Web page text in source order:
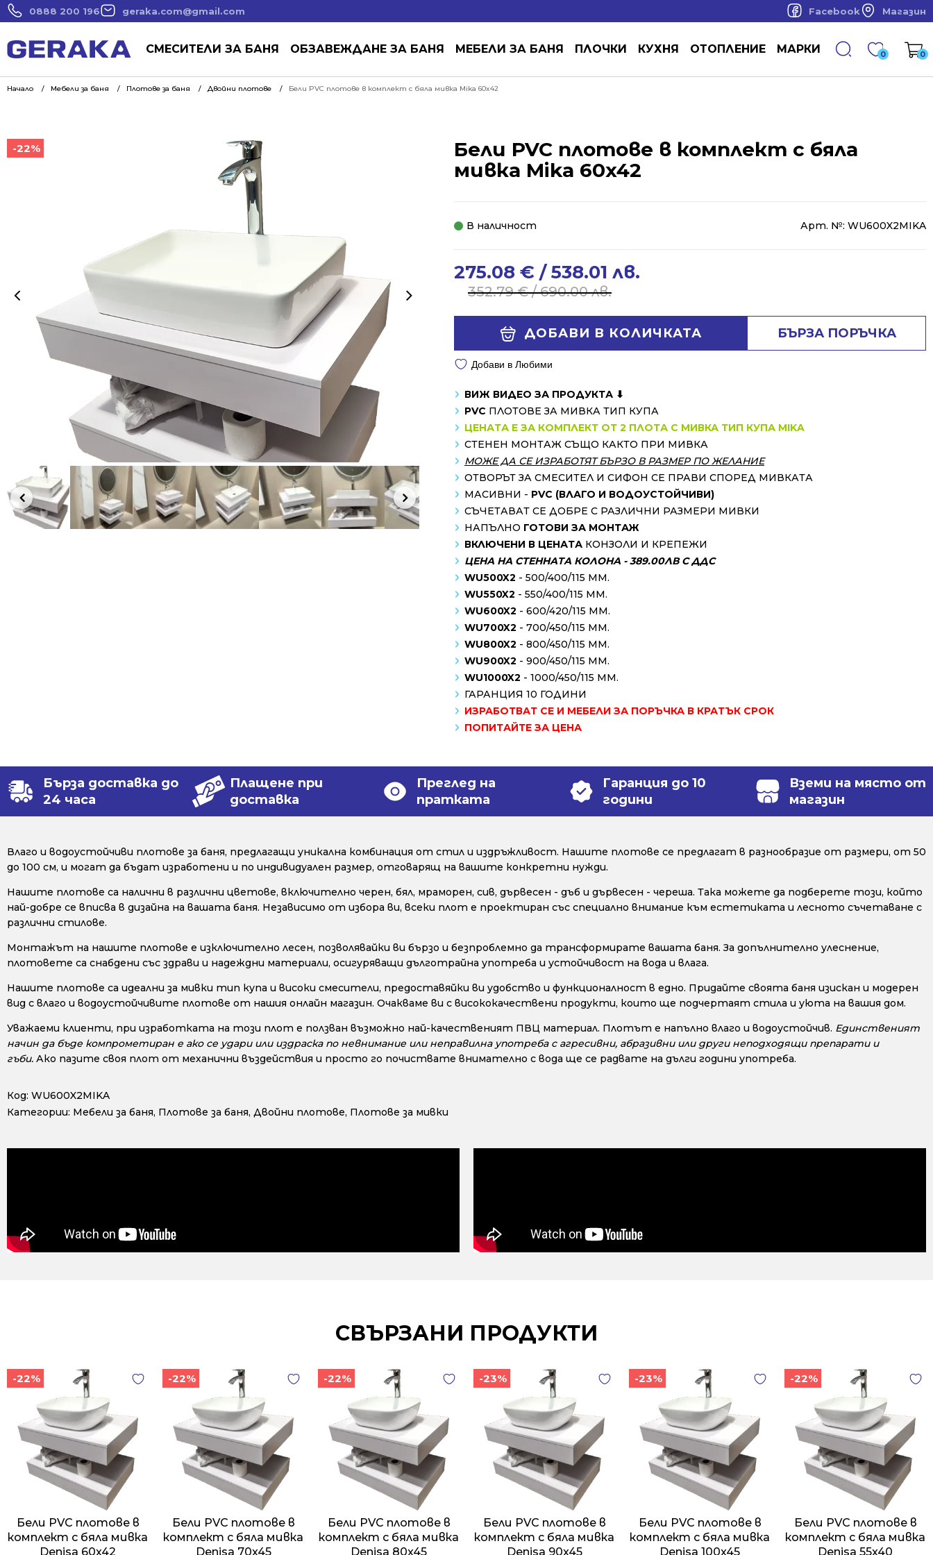
0888 200 196 geraka.com@gmail.com Facebook Магазин
СМЕСИТЕЛИ ЗА БАНЯ ОБЗАВЕЖДАНЕ ЗА БАНЯ МЕБЕЛИ ЗА БАНЯ ПЛОЧКИ КУХНЯ ОТОПЛЕНИЕ МАРКИ 0 0
Начало Мебели за баня Плотове за баня Двойни плотове Бели PVC плотове в комплект с бяла мивка Mika 60x42
-22%
-22%
Бели PVC плотове в комплект с бяла
мивка Mika 60x42
В наличност Арт. №: WU600X2MIKA
352.79€/ 690.00 лв.
Original
price
690.00 лв..
275.08 € / 538.01 лв.
Current
price
538.01 лв..
ДОБАВИ В КОЛИЧКАТА БЪРЗА ПОРЪЧКА
Добави в Любими
ВИЖ ВИДЕО ЗА ПРОДУКТА ⬇
PVC ПЛОТОВЕ ЗА МИВКА ТИП КУПА
ЦЕНАТА Е ЗА КОМПЛЕКТ ОТ 2 ПЛОТА С МИВКА ТИП КУПА MIKA
СТЕНЕН МОНТАЖ СЪЩО КАКТО ПРИ МИВКА
МОЖЕ ДА СЕ ИЗРАБОТЯТ БЪРЗО В РАЗМЕР ПО ЖЕЛАНИЕ
ОТВОРЪТ ЗА СМЕСИТЕЛ И СИФОН СЕ ПРАВИ СПОРЕД МИВКАТА
МАСИВНИ - PVC (ВЛАГО И ВОДОУСТОЙЧИВИ)
СЪЧЕТАВАТ СЕ ДОБРЕ С РАЗЛИЧНИ РАЗМЕРИ МИВКИ
НАПЪЛНО ГОТОВИ ЗА МОНТАЖ
ВКЛЮЧЕНИ В ЦЕНАТА КОНЗОЛИ И КРЕПЕЖИ
ЦЕНА НА СТЕННАТА КОЛОНА - 389.00ЛВ С ДДС
WU500X2 - 500/400/115 MM.
WU550X2 - 550/400/115 MM.
WU600X2 - 600/420/115 MM.
WU700X2 - 700/450/115 MM.
WU800X2 - 800/450/115 MM.
WU900X2 - 900/450/115 MM.
WU1000X2 - 1000/450/115 MM.
ГАРАНЦИЯ 10 ГОДИНИ
ИЗРАБОТВАТ СЕ И МЕБЕЛИ ЗА ПОРЪЧКА В КРАТЪК СРОК
ПОПИТАЙТЕ ЗА ЦЕНА
Бърза доставка до
24 часа
Плащене при
доставка
Преглед на
пратката
Гаранция до 10
години
Вземи на място от
магазин
Влаго и водоустойчиви плотове за баня, предлагащи уникална комбинация от стил и издръжливост. Нашите плотове се предлагат в разнообразие от размери, от 50
до 100 см, и могат да бъдат изработени и по индивидуален размер, отговарящ на вашите конкретни нужди.
Нашите плотове са налични в различни цветове, включително черен, бял, мраморен, сив, дървесен - дъб и дървесен - череша. Така можете да подберете този, който
най-добре се вписва в дизайна на вашата баня. Независимо от избора ви, всеки плот е проектиран със специално внимание към естетиката и лесното съчетаване с
различни стилове.
Монтажът на нашите плотове е изключително лесен, позволявайки ви бързо и безпроблемно да трансформирате вашата баня. За допълнително улеснение,
плотовете са снабдени със здрави и надеждни материали, осигуряващи дълготрайна употреба и устойчивост на вода и влага.
Нашите плотове са идеални за мивки тип купа и високи смесители, предоставяйки ви удобство и функционалност в едно. Придайте своята баня изискан и модерен
вид с влаго и водоустойчивите плотове от нашия онлайн магазин. Очакваме ви с висококачествени продукти, които ще подчертаят стила и уюта на вашия дом.
Уважаеми клиенти, при изработката на този плот е ползван възможно най-качественият ПВЦ материал. Плотът е напълно влаго и водоустойчив. Единственият
начин да бъде компрометиран е ако се удари или издраска по невнимание или неправилна употреба с агресивни, абразивни или други неподходящи препарати и
гъби. Ако пазите своя плот от механични въздействия и просто го почиствате внимателно с вода ще се радвате на дълги години употреба.
Код: WU600X2MIKA
Категории: Мебели за баня, Плотове за баня, Двойни плотове, Плотове за мивки
СВЪРЗАНИ ПРОДУКТИ
-22%
Бели PVC плотове в
комплект с бяла мивка
Denisa 60x42
-22%
Бели PVC плотове в
комплект с бяла мивка
Denisa 70x45
-22%
Бели PVC плотове в
комплект с бяла мивка
Denisa 80x45
-23%
Бели PVC плотове в
комплект с бяла мивка
Denisa 90x45
-23%
Бели PVC плотове в
комплект с бяла мивка
Denisa 100x45
-22%
Бели PVC плотове в
комплект с бяла мивка
Denisa 55x40